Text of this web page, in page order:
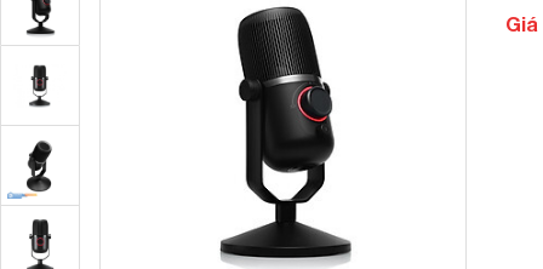
Giá